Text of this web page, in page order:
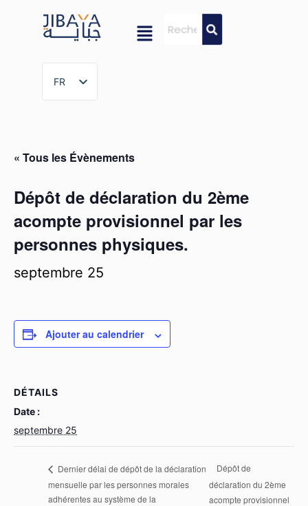
FR
FR
« Tous les Évènements
Dépôt de déclaration du 2ème
acompte provisionnel par les
personnes physiques.
septembre 25
Ajouter au calendrier
DÉTAILS
Date :
septembre 25
Dernier délai de dépôt de la déclaration
mensuelle par les personnes morales
adhérentes au système de la
Dépôt de
déclaration du 2ème
acompte provisionnel